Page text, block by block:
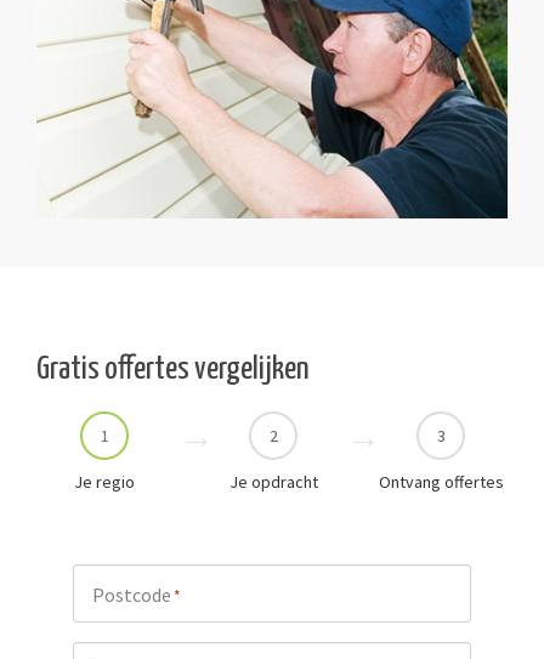
Gratis offertes vergelijken
1
Je regio
2
Je opdracht
3
Ontvang offertes
Postcode*